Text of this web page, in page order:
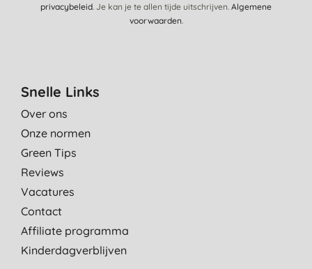
privacybeleid. Je kan je te allen tijde uitschrijven. Algemene
voorwaarden.
Snelle Links
Over ons
Onze normen
Green Tips
Reviews
Vacatures
Contact
Affiliate programma
Kinderdagverblijven